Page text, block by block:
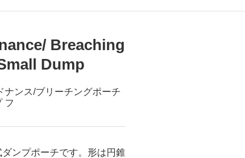
Breaching
Dump
ナンス/ブリーチングポーチ
フ
ダンプポーチです。形は円錐